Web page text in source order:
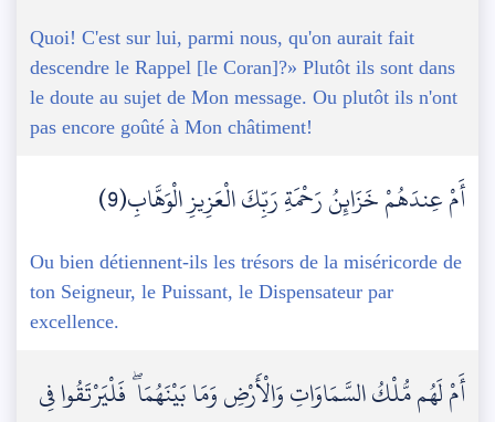
Quoi! C'est sur lui, parmi nous, qu'on aurait fait
descendre le Rappel [le Coran]?» Plutôt ils sont dans
le doute au sujet de Mon message. Ou plutôt ils n'ont
pas encore goûté à Mon châtiment!
أَمْ عِندَهُمْ خَزَائِنُ رَحْمَةِ رَبِّكَ الْعَزِيزِ الْوَهَّابِ(9)
Ou bien détiennent-ils les trésors de la miséricorde de
ton Seigneur, le Puissant, le Dispensateur par
excellence.
أَمْ لَهُم مُّلْكُ السَّمَاوَاتِ وَالْأَرْضِ وَمَا بَيْنَهُمَا ۖ فَلْيَرْتَقُوا فِي